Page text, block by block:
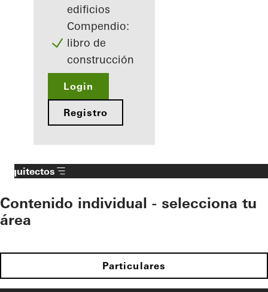
edificios
Compendio:
libro de
construcción
Login
Registro
Arquitectos
Contenido individual - selecciona tu
área
Particulares